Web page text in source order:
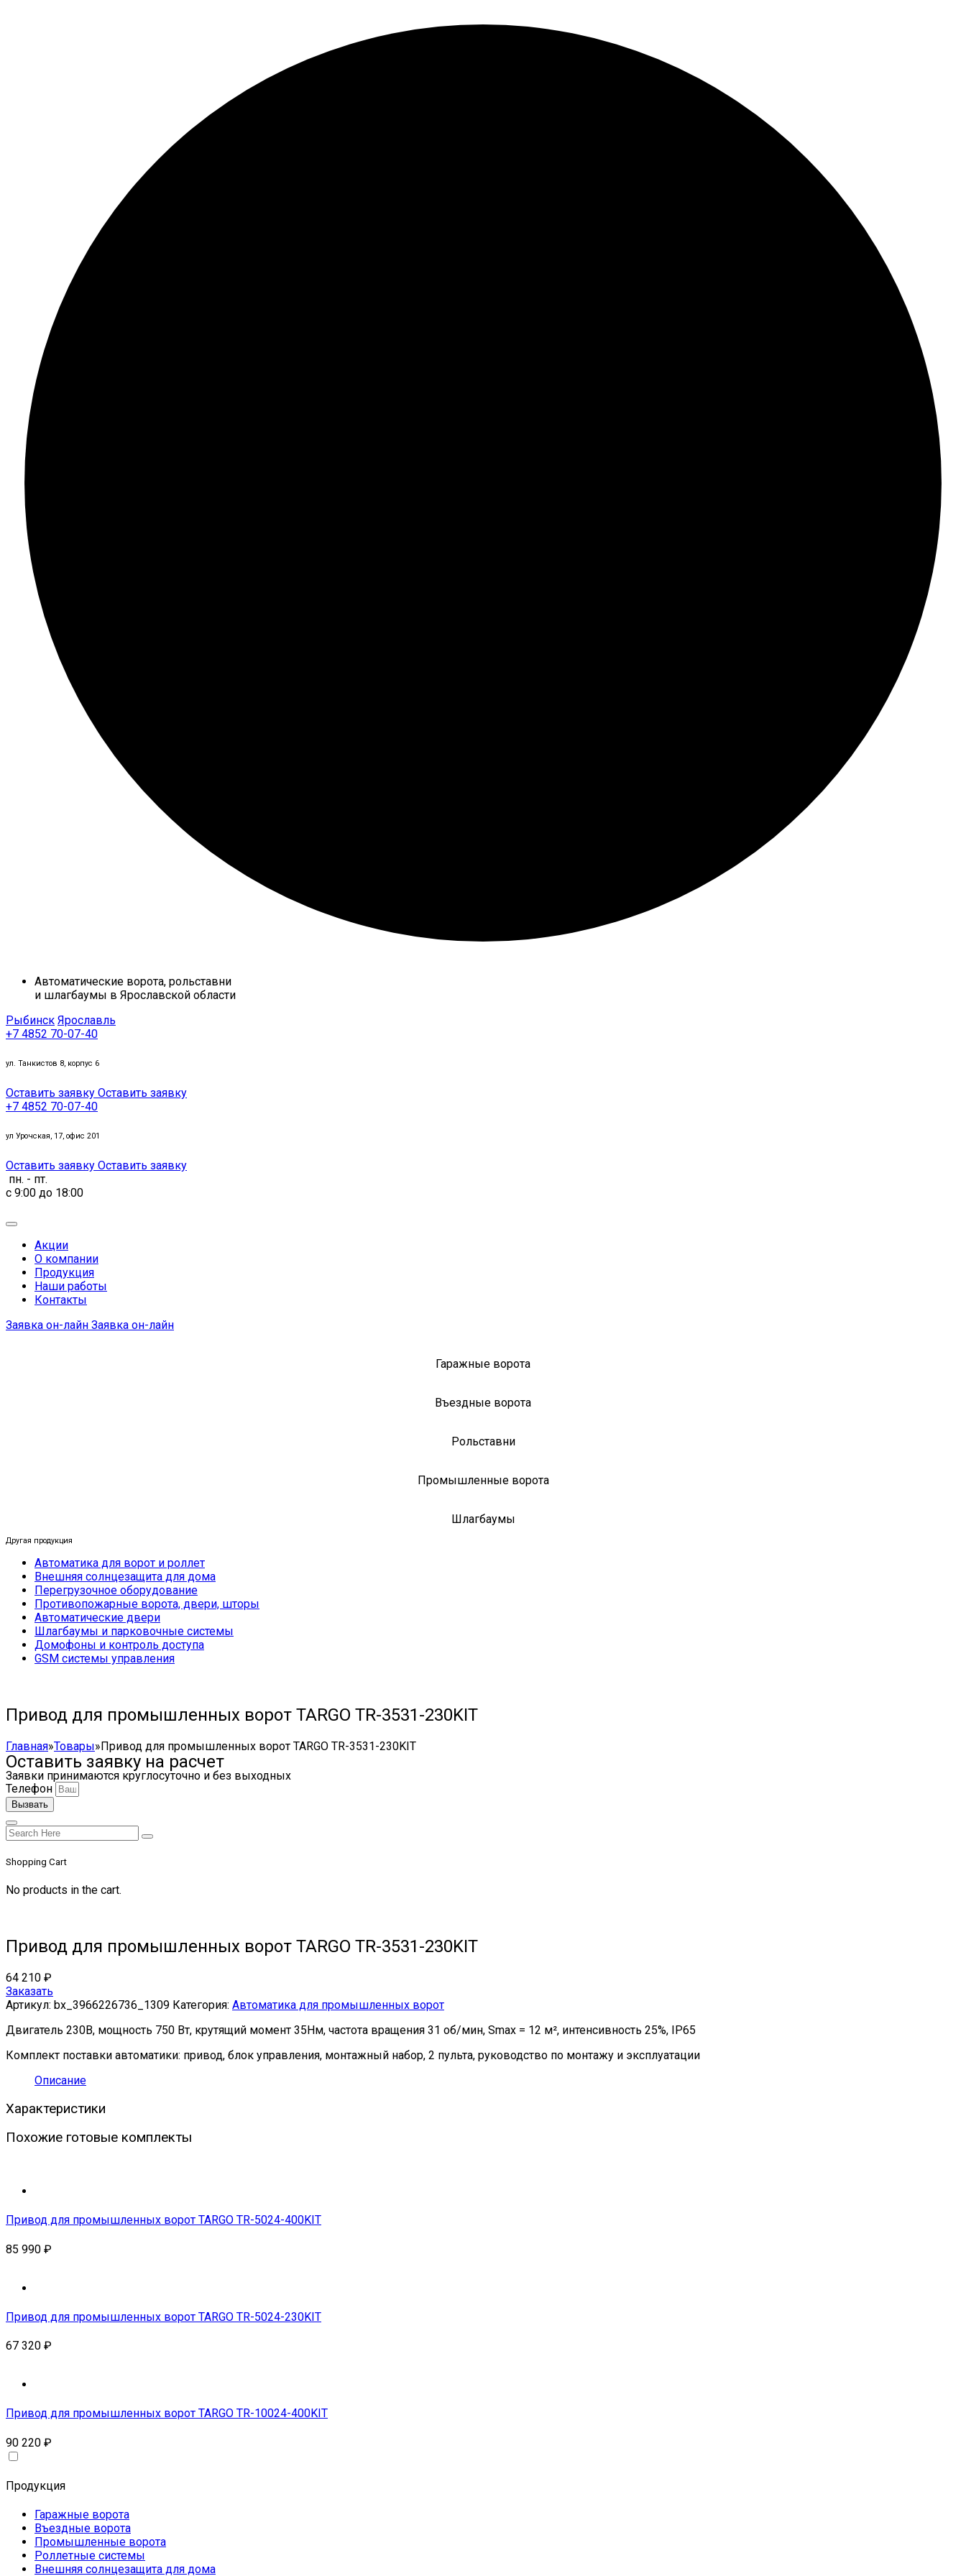
Автоматические ворота, рольставни
и шлагбаумы в Ярославской области
Рыбинск Ярославль
+7 4852 70-07-40
ул. Танкистов 8, корпус 6
Оставить заявку Оставить заявку
+7 4852 70-07-40
ул Урочская, 17, офис 201
Оставить заявку Оставить заявку
пн. - пт.
c 9:00 до 18:00
Акции
О компании
Продукция
Наши работы
Контакты
Заявка он-лайн Заявка он-лайн
Гаражные ворота
Въездные ворота
Рольставни
Промышленные ворота
Шлагбаумы
Другая продукция
Автоматика для ворот и роллет
Внешняя солнцезащита для дома
Перегрузочное оборудование
Противопожарные ворота, двери, шторы
Автоматические двери
Шлагбаумы и парковочные системы
Домофоны и контроль доступа
GSM системы управления
Привод для промышленных ворот TARGO TR-3531-230KIT
Главная»Товары»Привод для промышленных ворот TARGO TR-3531-230KIT
Оставить заявку на расчет
Заявки принимаются круглосуточно и без выходных
Телефон
Вызвать
Shopping Cart
No products in the cart.
Привод для промышленных ворот TARGO TR-3531-230KIT
64 210 ₽
Заказать
Артикул: bx_3966226736_1309 Категория: Автоматика для промышленных ворот
Двигатель 230В, мощность 750 Вт, крутящий момент 35Нм, частота вращения 31 об/мин, Smax = 12 м², интенсивность 25%, IP65
Комплект поставки автоматики: привод, блок управления, монтажный набор, 2 пульта, руководство по монтажу и эксплуатации
Описание
Характеристики
Похожие готовые комплекты
Привод для промышленных ворот TARGO TR-5024-400KIT
85 990 ₽
Привод для промышленных ворот TARGO TR-5024-230KIT
67 320 ₽
Привод для промышленных ворот TARGO TR-10024-400KIT
90 220 ₽
Продукция
Гаражные ворота
Въездные ворота
Промышленные ворота
Роллетные системы
Внешняя солнцезащита для дома